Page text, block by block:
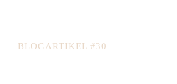
BLOGARTIKEL #30